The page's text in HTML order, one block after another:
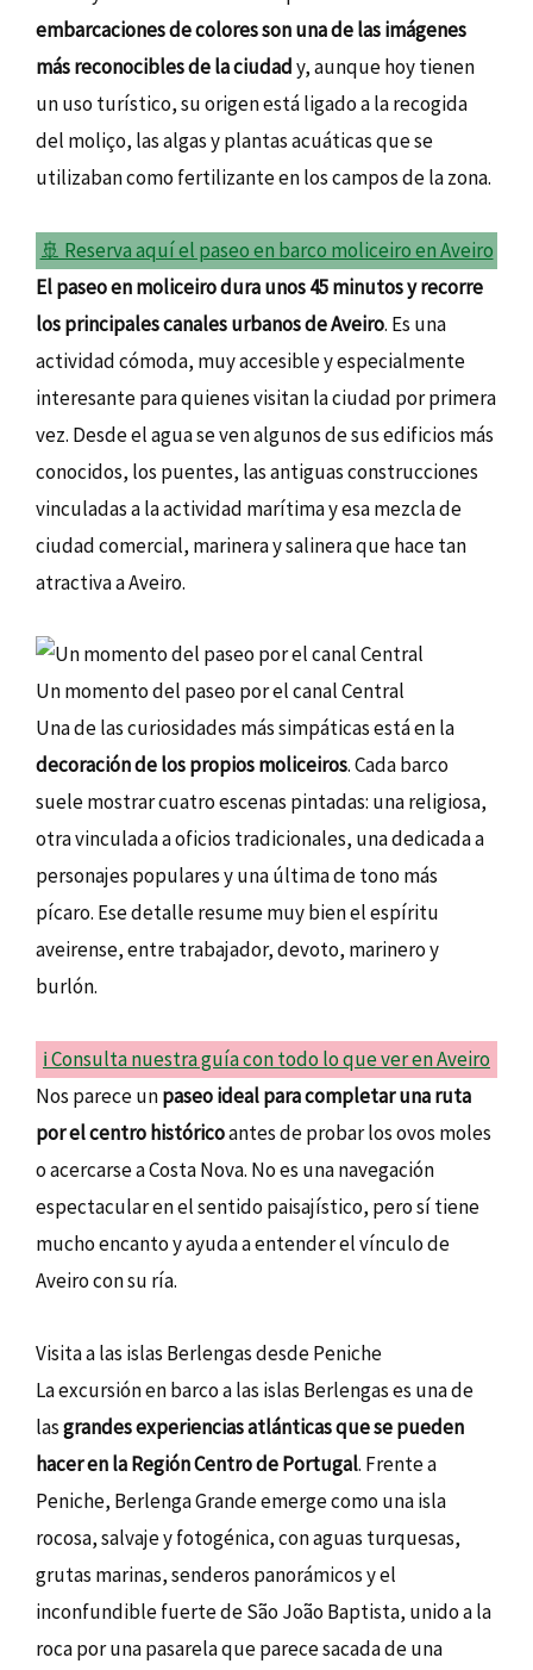
embarcaciones de colores son una de las imágenes
más reconocibles de la ciudady, aunque hoy tienen
un uso turístico, su origen está ligado a la recogida
del moliço, las algas y plantas acuáticas que se
utilizaban como fertilizante en los campos de la zona.
🚢 Reserva aquí el paseo en barco moliceiro en Aveiro
El paseo en moliceiro dura unos 45 minutos y recorre
los principales canales urbanos de Aveiro. Es una
actividad cómoda, muy accesible y especialmente
interesante para quienes visitan la ciudad por primera
vez. Desde el agua se ven algunos de sus edificios más
conocidos, los puentes, las antiguas construcciones
vinculadas a la actividad marítima y esa mezcla de
ciudad comercial, marinera y salinera que hace tan
atractiva a Aveiro.
Un momento del paseo por el canal Central
Una de las curiosidades más simpáticas está en la
decoración de los propios moliceiros. Cada barco
suele mostrar cuatro escenas pintadas: una religiosa,
otra vinculada a oficios tradicionales, una dedicada a
personajes populares y una última de tono más
pícaro. Ese detalle resume muy bien el espíritu
aveirense, entre trabajador, devoto, marinero y
burlón.
ℹ️ Consulta nuestra guía con todo lo que ver en Aveiro
Nos parece unpaseo ideal para completar una ruta
por el centro históricoantes de probar los ovos moles
o acercarse a Costa Nova. No es una navegación
espectacular en el sentido paisajístico, pero sí tiene
mucho encanto y ayuda a entender el vínculo de
Aveiro con su ría.
Visita a las islas Berlengas desde Peniche
La excursión en barco a las islas Berlengas es una de
lasgrandes experiencias atlánticas que se pueden
hacer en la Región Centro de Portugal. Frente a
Peniche, Berlenga Grande emerge como una isla
rocosa, salvaje y fotogénica, con aguas turquesas,
grutas marinas, senderos panorámicos y el
inconfundible fuerte de São João Baptista, unido a la
roca por una pasarela que parece sacada de una